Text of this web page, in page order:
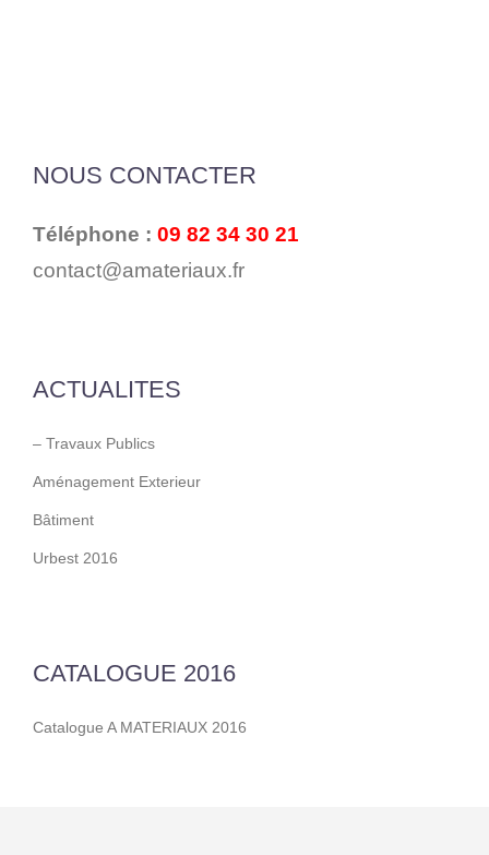
NOUS CONTACTER
Téléphone : 09 82 34 30 21
contact@amateriaux.fr
ACTUALITES
– Travaux Publics
Aménagement Exterieur
Bâtiment
Urbest 2016
CATALOGUE 2016
Catalogue A MATERIAUX 2016